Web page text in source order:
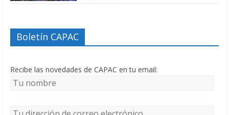
Boletín CAPAC
Recibe las novedades de CAPAC en tu email: